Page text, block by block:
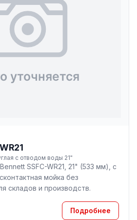
с отводом воды 21"
SSFC-WR21, 21" (533 мм), с
мойка без
складов и производств.
Подробнее